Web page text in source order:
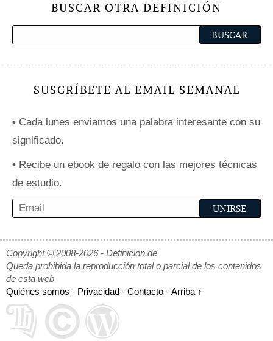
BUSCAR OTRA DEFINICIÓN
SUSCRÍBETE AL EMAIL SEMANAL
• Cada lunes enviamos una palabra interesante con su
significado.
• Recibe un ebook de regalo con las mejores técnicas
de estudio.
Copyright © 2008-2026 - Definicion.de
Queda prohibida la reproducción total o parcial de los contenidos
de esta web
Quiénes somos - Privacidad - Contacto - Arriba ↑